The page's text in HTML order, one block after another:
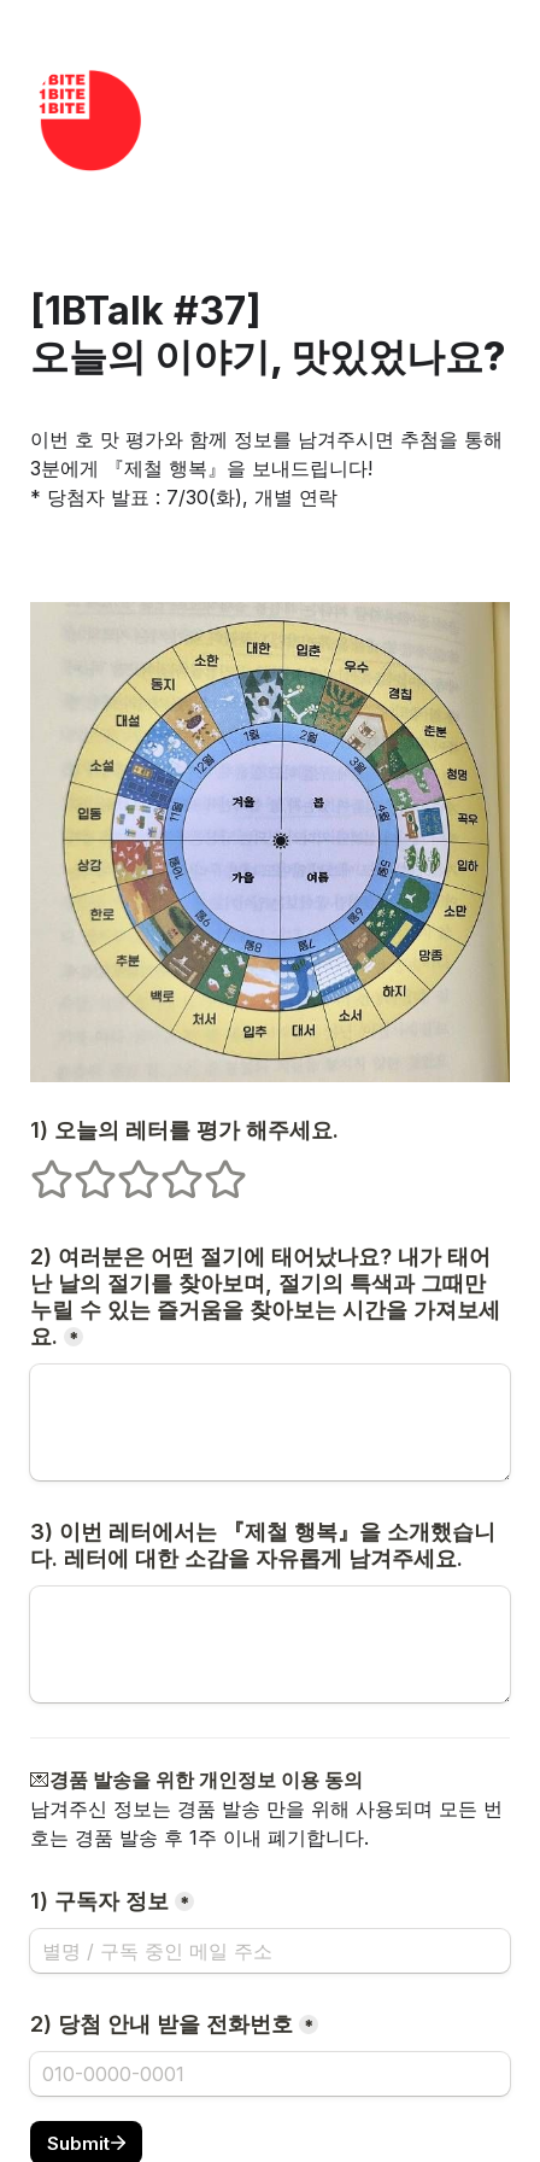
[1BTalk #37]
오늘의 이야기, 맛있었나요?
이번 호 맛 평가와 함께 정보를 남겨주시면 추첨을 통해
3분에게 『제철 행복』을 보내드립니다!
* 당첨자 발표 : 7/30(화), 개별 연락
1) 오늘의 레터를 평가 해주세요.
1 stars2 stars3 stars4 stars5 stars
2) 여러분은 어떤 절기에 태어났나요? 내가 태어
난 날의 절기를 찾아보며, 절기의 특색과 그때만
누릴 수 있는 즐거움을 찾아보는 시간을 가져보세
요.
*
3) 이번 레터에서는 『제철 행복』을 소개했습니
다. 레터에 대한 소감을 자유롭게 남겨주세요.
💌경품 발송을 위한 개인정보 이용 동의
남겨주신 정보는 경품 발송 만을 위해 사용되며 모든 번
호는 경품 발송 후 1주 이내 폐기합니다.
1) 구독자 정보 *
2) 당첨 안내 받을 전화번호 *
Submit